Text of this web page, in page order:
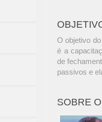
O objetivo
é a
de
passivos e
SOBRE